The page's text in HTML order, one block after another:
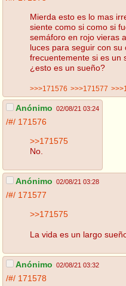
Mierda esto es lo mas
siente como si como si
semáforo en rojo vieras
luces para seguir con
frecuentemente si es un
¿esto es un sueño?
>>>171576 >>>171577
Anónimo 02/08/21 03:24
/#/ 171576
>>171575
No.
Anónimo 02/08/21 03:28
/#/ 171577
>>171575
La vida es un largo
Anónimo 02/08/21 03:32
/#/ 171578